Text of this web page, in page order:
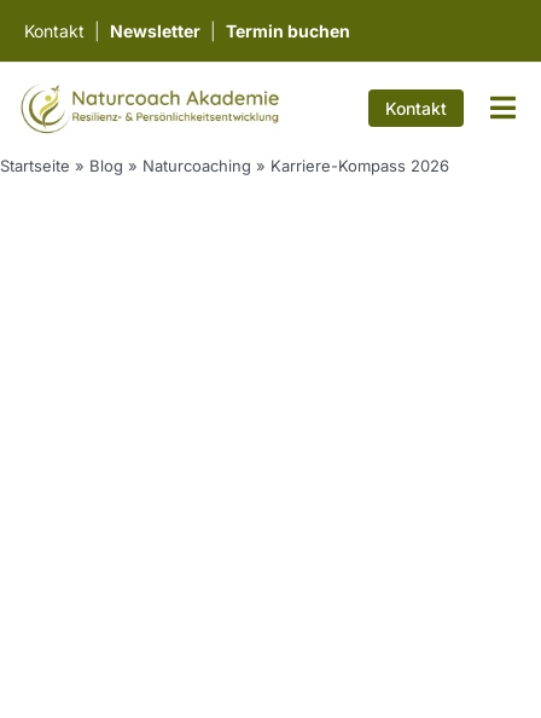
springen
Kontakt Newsletter| Termin buchen
Kontakt
Startseite » Blog » Naturcoaching » Karriere-Kompass 2026